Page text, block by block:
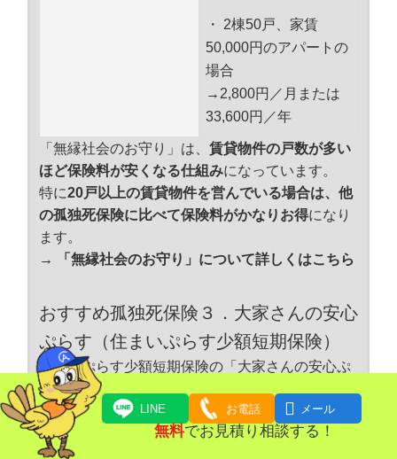
・ 2棟50戸、家賃
50,000円のアパートの
場合
→2,800円／月または
33,600円／年
「無縁社会のお守り」は、 賃貸物件の戸数が多い
ほど保険料が安くなる仕組みになっています。
特に20戸以上の賃貸物件を営んでいる場合は、他
の孤独死保険に比べて保険料がかなりお得になり
ます。
→ 「無縁社会のお守り」について詳しくはこちら
おすすめ孤独死保険３．大家さんの安心
ぷらす（住まいぷらす少額短期保険）
住まいぷらす少額短期保険の「大家さんの安心ぷ
らす」は、
選べるのが特徴です。
家賃保証
なし
LINE お電話  メール
無料でお見積り相談する！